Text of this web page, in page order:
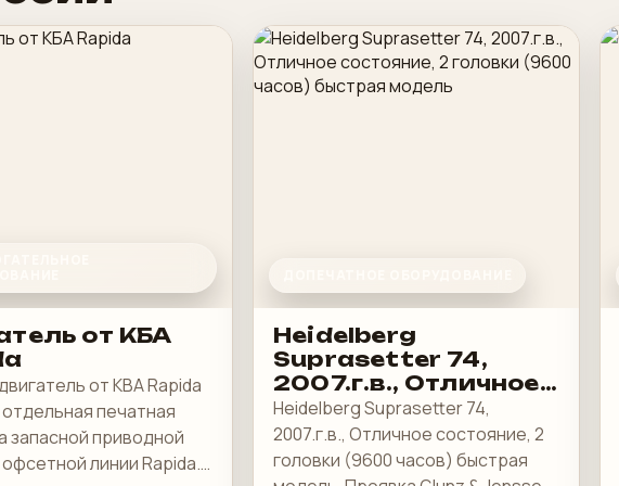
от КБА
от KBA Rapida
печатная
запасной приводной
линии Rapida.
Heidelberg
Suprasetter 74,
2007.г.в., Отличное
состояние, 2
головки (9600
часов) быстрая
модель
Heidelberg Suprasetter 74,
2007.г.в., Отличное состояние, 2
головки (9600 часов) быстрая